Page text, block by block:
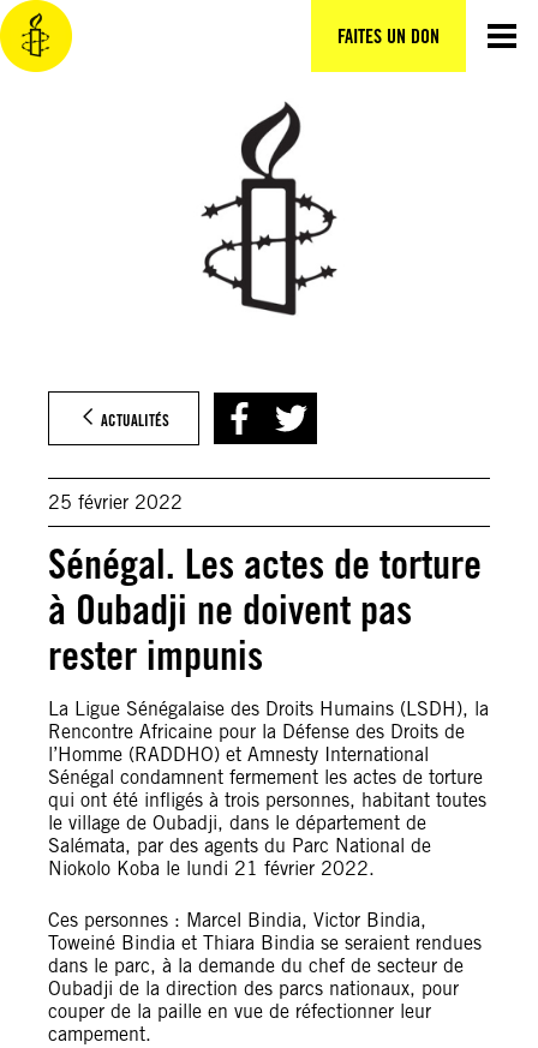
FAITES UN DON
Aller
au
contenu
ACTUALITÉS
25 février 2022
Sénégal. Les actes de torture
à Oubadji ne doivent pas
rester impunis
La Ligue Sénégalaise des Droits Humains (LSDH), la
Rencontre Africaine pour la Défense des Droits de
l’Homme (RADDHO) et Amnesty International
Sénégal condamnent fermement les actes de torture
qui ont été infligés à trois personnes, habitant toutes
le village de Oubadji, dans le département de
Salémata, par des agents du Parc National de
Niokolo Koba le lundi 21 février 2022.
Ces personnes : Marcel Bindia, Victor Bindia,
Toweiné Bindia et Thiara Bindia se seraient rendues
dans le parc, à la demande du chef de secteur de
Oubadji de la direction des parcs nationaux, pour
couper de la paille en vue de réfectionner leur
campement.